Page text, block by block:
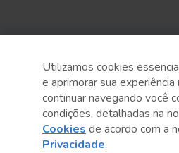
Sobre o Sesc
Central de Relacionamento
Transparência
Código de Conduta e Ética
Utilizamos cookies
e aprimorar sua
continuar navegando você
condições, detalhadas na
Cookies de acordo com a
Privacidade.